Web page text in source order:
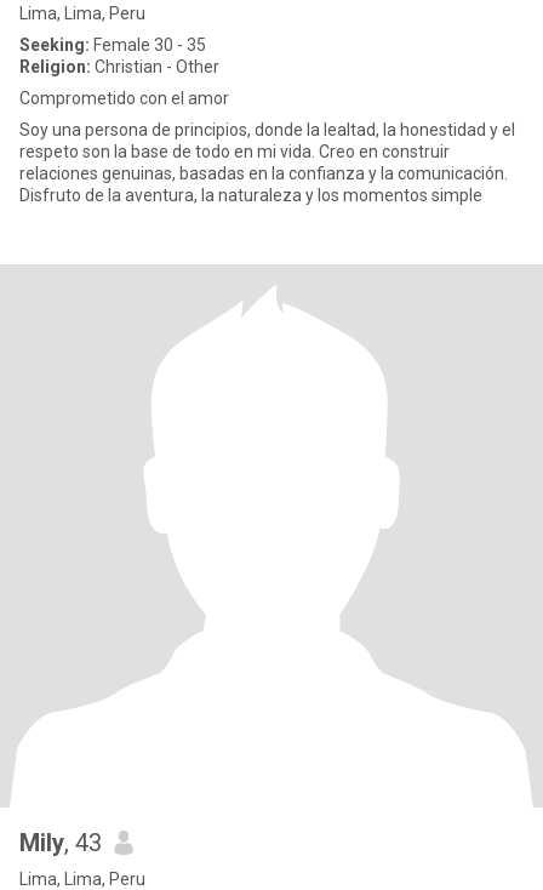
Lima, Lima, Peru
Seeking: Female 30 - 35
Religion: Christian - Other
Comprometido con el amor
Soy una persona de principios, donde la lealtad, la honestidad y el
respeto son la base de todo en mi vida. Creo en construir
relaciones genuinas, basadas en la confianza y la comunicación.
Disfruto de la aventura, la naturaleza y los momentos simple
Mily, 43
Lima, Lima, Peru